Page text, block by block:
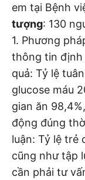
em tại Bệnh
tượng: 130
1. Phương
thông tin định
quả: Tỷ lệ
glucose máu
gian ăn
động đúng
luận: Tỷ lệ trẻ
cũng như tập
cần phải tư